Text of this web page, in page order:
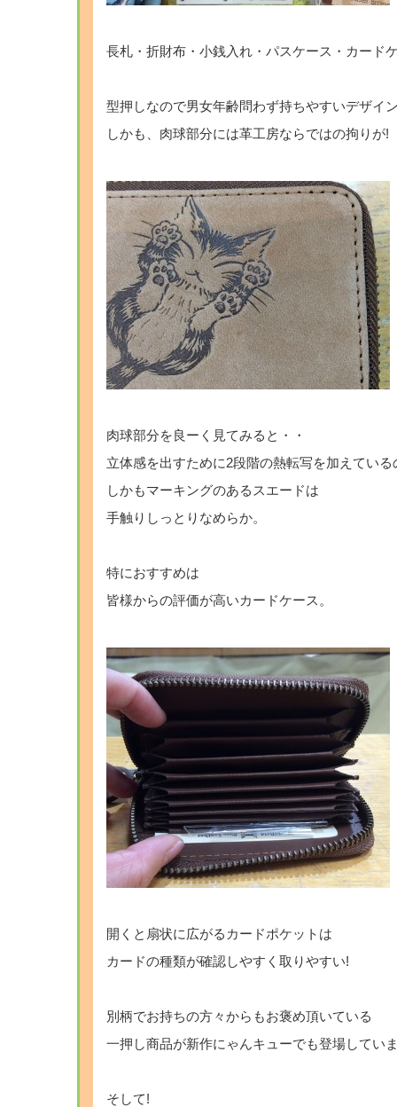
長札・折財布・小銭入れ・パスケース・カード
型押しなので男女年齢問わず持ちやすいデザイ
しかも、肉球部分には革工房ならではの拘りが!
肉球部分を良ーく見てみると・・
立体感を出すために2段階の熱転写を加えている
しかもマーキングのあるスエードは
手触りしっとりなめらか。
特におすすめは
皆様からの評価が高いカードケース。
開くと扇状に広がるカードポケットは
カードの種類が確認しやすく取りやすい!
別柄でお持ちの方々からもお褒め頂いている
一押し商品が新作にゃんキューでも登場してい
そして!